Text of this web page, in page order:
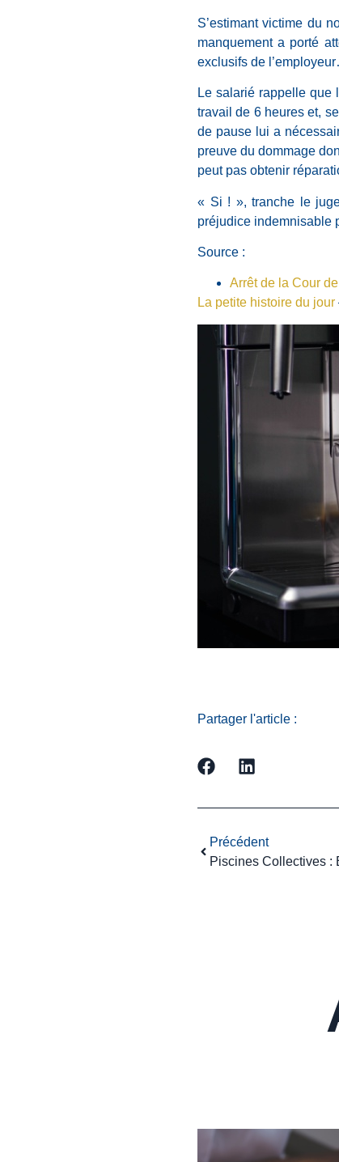
S’estimant victime du
manquement a porté
exclusifs de
Le salarié rappelle que
travail de 6 heures et,
de pause lui a
preuve du dommage
peut pas obtenir
« Si ! », tranche le
préjudice indemnisable
Source :
Arrêt de la Cour
La petite histoire du jour
Partager l'article :
Précédent